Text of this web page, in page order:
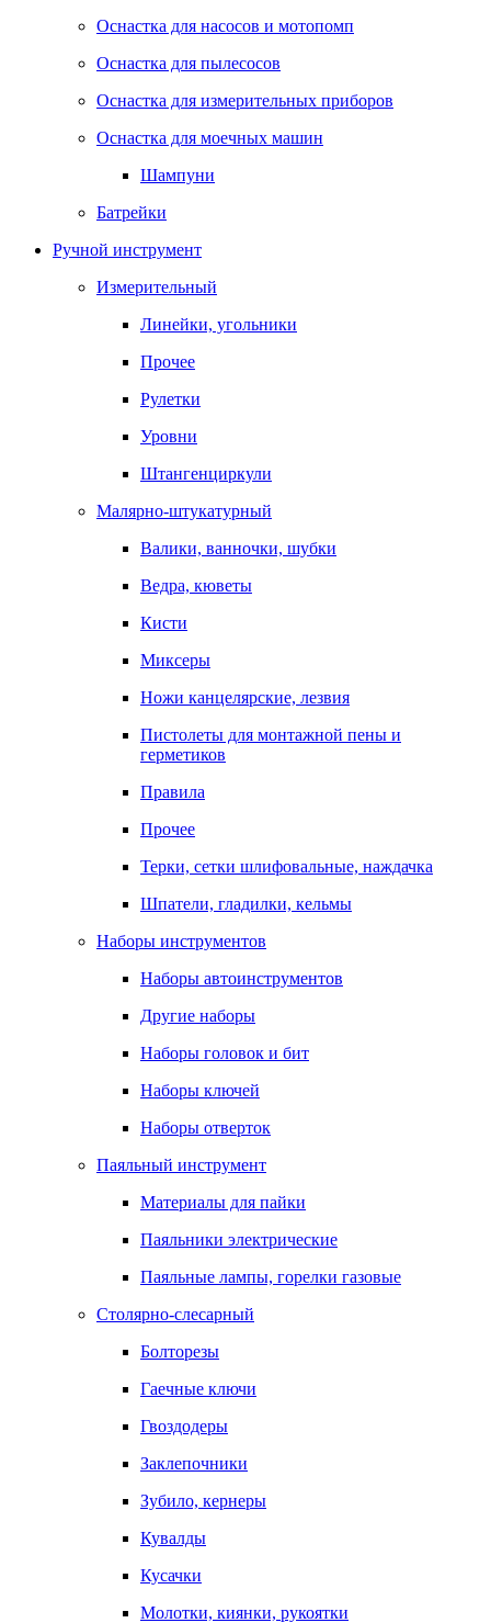
Оснастка для насосов и мотопомп
Оснастка для пылесосов
Оснастка для измерительных приборов
Оснастка для моечных машин
Шампуни
Батрейки
Ручной инструмент
Измерительный
Линейки, угольники
Прочее
Рулетки
Уровни
Штангенциркули
Малярно-штукатурный
Валики, ванночки, шубки
Ведра, кюветы
Кисти
Миксеры
Ножи канцелярские, лезвия
Пистолеты для монтажной пены и
герметиков
Правила
Прочее
Терки, сетки шлифовальные, наждачка
Шпатели, гладилки, кельмы
Наборы инструментов
Наборы автоинструментов
Другие наборы
Наборы головок и бит
Наборы ключей
Наборы отверток
Паяльный инструмент
Материалы для пайки
Паяльники электрические
Паяльные лампы, горелки газовые
Столярно-слесарный
Болторезы
Гаечные ключи
Гвоздодеры
Заклепочники
Зубило, кернеры
Кувалды
Кусачки
Молотки, киянки, рукоятки